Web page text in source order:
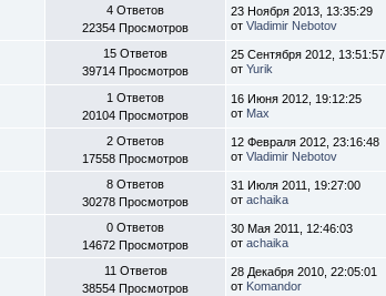
4 Ответов
22354 Просмотров
23 Ноября 2013, 13:35:29
отVladimir Nebotov
15 Ответов
39714 Просмотров
25 Сентября 2012, 13:51:57
отYurik
1 Ответов
20104 Просмотров
16 Июня 2012, 19:12:25
от Max
2 Ответов
17558 Просмотров
12 Февраля 2012, 23:16:48
отVladimir Nebotov
8 Ответов
30278 Просмотров
31 Июля 2011, 19:27:00
отachaika
0 Ответов
14672 Просмотров
30 Мая 2011, 12:46:03
отachaika
11 Ответов
38554 Просмотров
28 Декабря 2010, 22:05:01
от Komandor